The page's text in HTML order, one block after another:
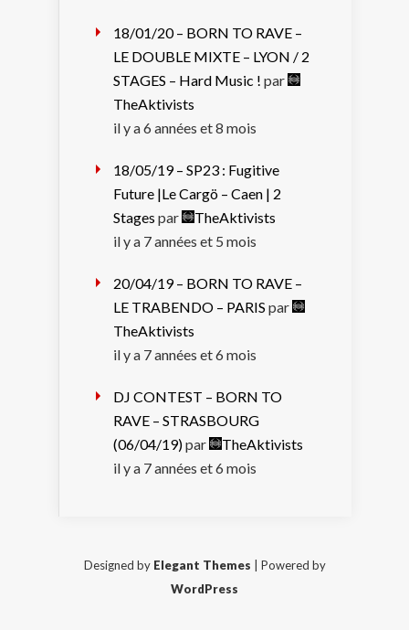
18/01/20 – BORN TO RAVE –
LE DOUBLE MIXTE – LYON / 2
STAGES – Hard Music ! par
TheAktivists
il y a 6 années et 8 mois
18/05/19 – SP23 : Fugitive
Future |Le Cargö – Caen | 2
Stages par
TheAktivists
il y a 7 années et 5 mois
20/04/19 – BORN TO RAVE –
LE TRABENDO – PARIS par
TheAktivists
il y a 7 années et 6 mois
DJ CONTEST – BORN TO
RAVE – STRASBOURG
(06/04/19)par
TheAktivists
il y a 7 années et 6 mois
Designed by Elegant Themes | Powered by
WordPress